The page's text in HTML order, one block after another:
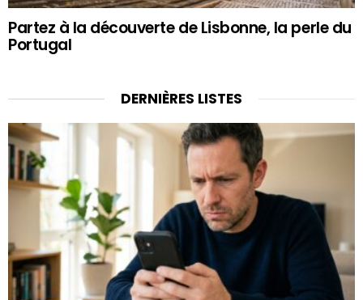
Partez à la découverte de Lisbonne, la perle du
Portugal
DERNIÈRES LISTES